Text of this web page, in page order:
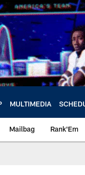
MULTIMEDIA
Mailbag Rank'Em